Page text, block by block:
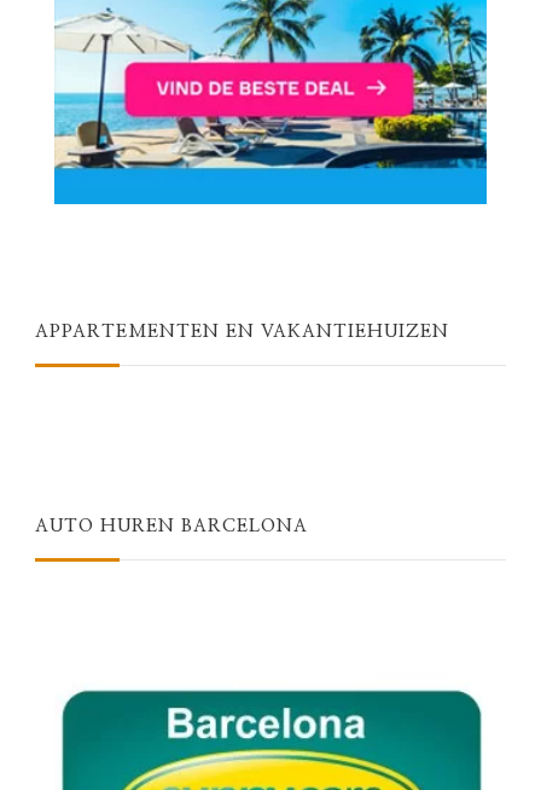
APPARTEMENTEN EN VAKANTIEHUIZEN
AUTO HUREN BARCELONA